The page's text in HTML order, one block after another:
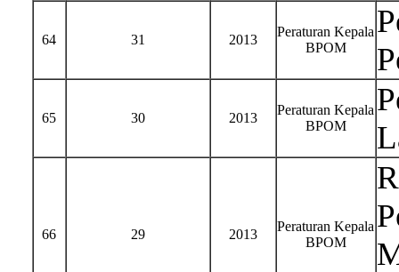
64 31 2013
Peraturan Kepala
BPOM
65 30 2013
Peraturan Kepala
BPOM
66 29 2013
Peraturan Kepala
BPOM